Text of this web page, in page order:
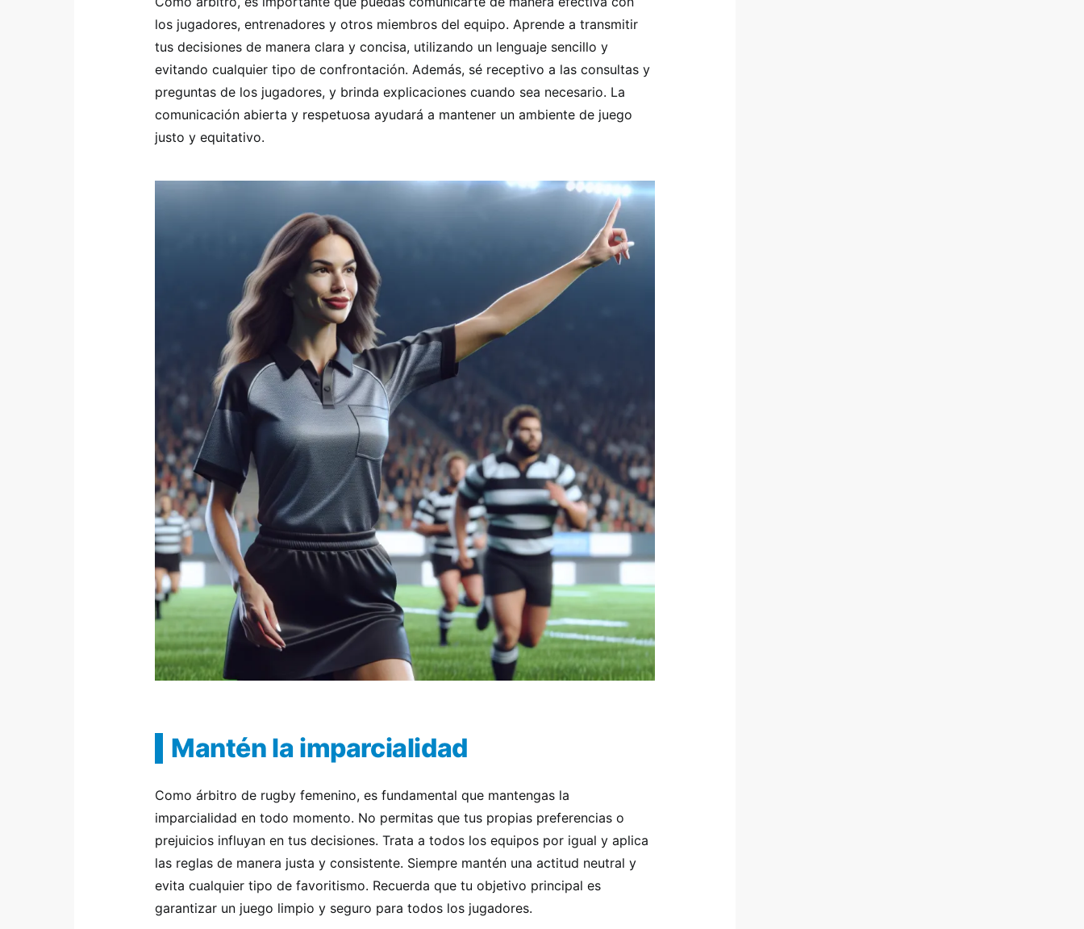
los jugadores, entrenadores y otros miembros del equipo. Aprende a transmitir
tus decisiones de manera clara y concisa, utilizando un lenguaje sencillo y
evitando cualquier tipo de confrontación. Además, sé receptivo a las consultas y
preguntas de los jugadores, y brinda explicaciones cuando sea necesario. La
comunicación abierta y respetuosa ayudará a mantener un ambiente de juego
justo y equitativo.
Mantén la imparcialidad
Como árbitro de rugby femenino, es fundamental que mantengas la
imparcialidad en todo momento. No permitas que tus propias preferencias o
prejuicios influyan en tus decisiones. Trata a todos los equipos por igual y aplica
las reglas de manera justa y consistente. Siempre mantén una actitud neutral y
evita cualquier tipo de favoritismo. Recuerda que tu objetivo principal es
garantizar un juego limpio y seguro para todos los jugadores.